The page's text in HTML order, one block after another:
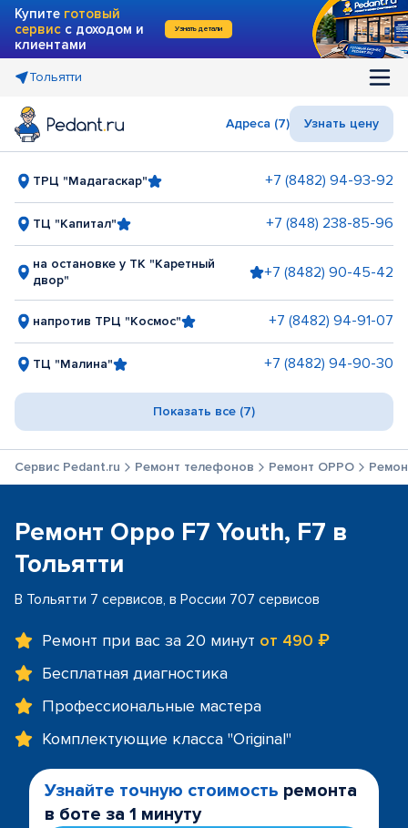
Купите готовый
сервис с доходом и
клиентами
Узнать детали
Тольятти
Адреса (7) Узнать цену
ТРЦ "Мадагаскар" +7 (8482) 94-93-92
ТЦ "Капитал" +7 (848) 238-85-96
на остановке у ТК "Каретный
двор"
+7 (8482) 90-45-42
напротив ТРЦ "Космос" +7 (8482) 94-91-07
ТЦ "Малина" +7 (8482) 94-90-30
Показать все (7)
Сервис Pedant.ru Ремонт телефонов Ремонт OPPO
Ремонт Oppo F7 Youth, F7 в
Тольятти
В Тольятти 7 сервисов, в России 707 сервисов
Ремонт при вас за 20 минут от 490 ₽
Бесплатная диагностика
Профессиональные мастера
Комплектующие класса "Original"
Узнайте точную стоимость ремонта
в боте за 1 минуту